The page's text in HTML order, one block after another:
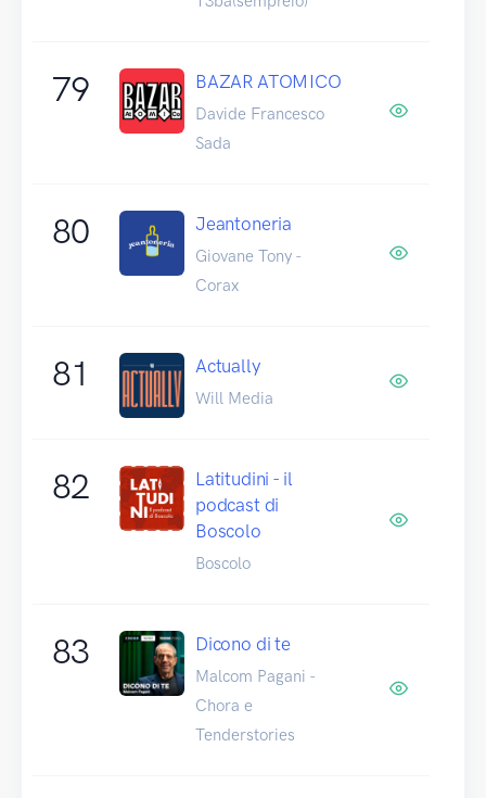
79 BAZAR ATOMICO
Davide Francesco
Sada
80 Jeantoneria
Giovane Tony -
Corax
81 Actually
Will Media
82
Latitudini - il
podcast di
Boscolo
Boscolo
83 Dicono di te
Malcom Pagani -
Chora e
Tenderstories